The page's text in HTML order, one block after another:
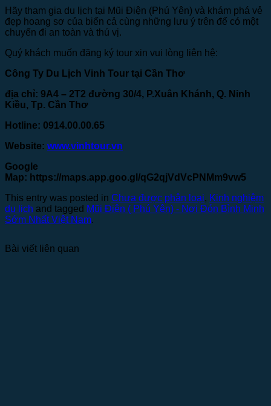
Hãy tham gia du lịch tại Mũi Điện (Phú Yên) và khám phá vẻ
đẹp hoang sơ của biển cả cùng những lưu ý trên để có một
chuyến đi an toàn và thú vị.
Quý khách muốn đăng ký tour xin vui lòng liên hệ:
Công Ty Du Lịch Vinh Tour tại Cần Thơ
địa chỉ: 9A4 – 2T2 đường 30/4, P.Xuân Khánh, Q. Ninh
Kiều, Tp. Cần Thơ
Hotline: 0914.00.00.65
Website: www.vinhtour.vn
Google
Map: https://maps.app.goo.gl/qG2qjVdVcPNMm9vw5
This entry was posted in Chưa được phân loại, Kinh nghiệm
du lịch and tagged Mũi Điện ( Phú Yên) - Nơi Đón Bình Minh
Sớm Nhất Việt Nam.
Bài viết liên quan